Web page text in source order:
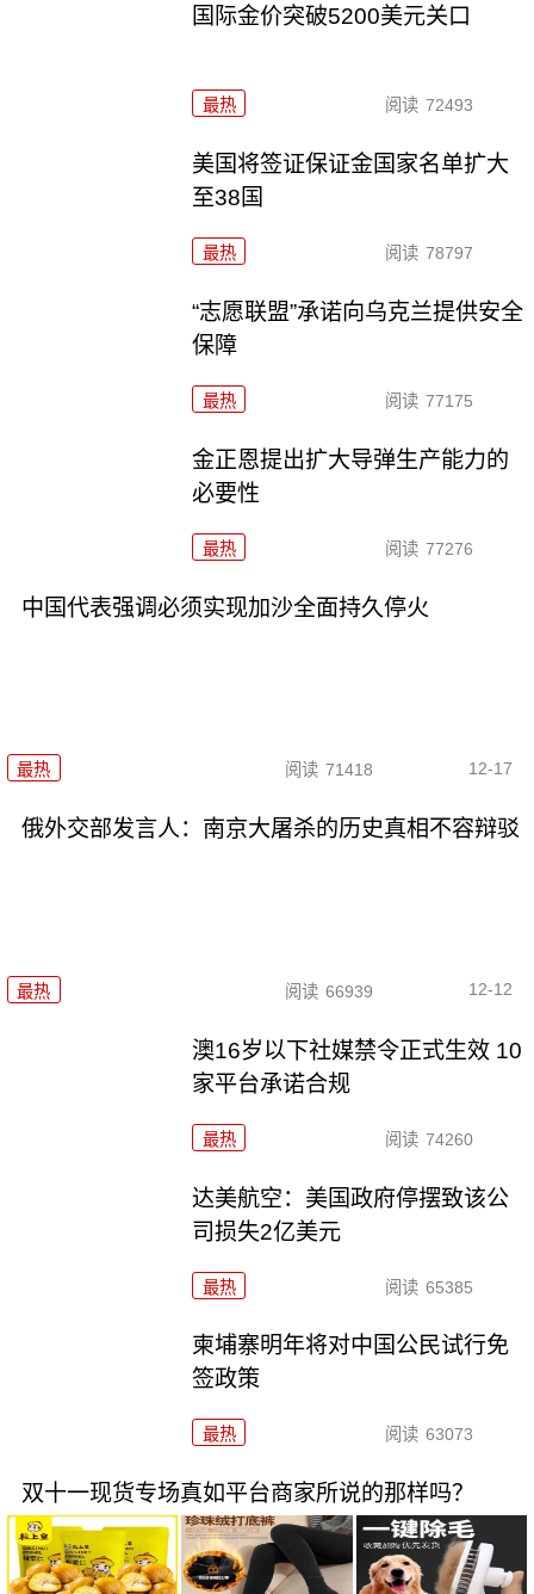
国际金价突破5200美元关口
最热 阅读 72493
美国将签证保证金国家名单扩大
至38国
最热 阅读 78797
“志愿联盟”承诺向乌克兰提供安全
保障
最热 阅读 77175
金正恩提出扩大导弹生产能力的
必要性
最热 阅读 77276
中国代表强调必须实现加沙全面持久停火
最热 阅读 71418 12-17
俄外交部发言人：南京大屠杀的历史真相不容辩驳
最热 阅读 66939 12-12
澳16岁以下社媒禁令正式生效 10
家平台承诺合规
最热 阅读 74260
达美航空：美国政府停摆致该公
司损失2亿美元
最热 阅读 65385
柬埔寨明年将对中国公民试行免
签政策
最热 阅读 63073
双十一现货专场真如平台商家所说的那样吗？